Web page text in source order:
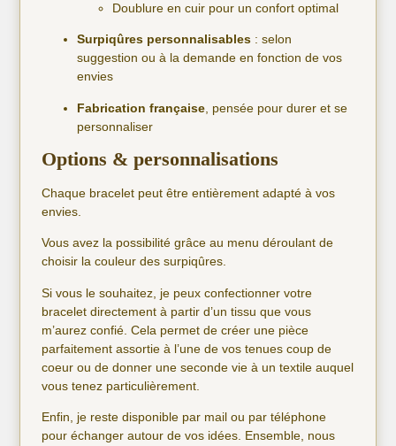
Doublure en cuir pour un confort optimal
Surpiqûres personnalisables : selon
suggestion ou à la demande en fonction de vos
envies
Fabrication française , pensée pour durer et se
personnaliser
Options & personnalisations
Chaque bracelet peut être entièrement adapté à vos
envies.
Vous avez la possibilité grâce au menu déroulant de
choisir la couleur des surpiqûres.
Si vous le souhaitez, je peux confectionner votre
bracelet directement à partir d’un tissu que vous
m’aurez confié. Cela permet de créer une pièce
parfaitement assortie à l’une de vos tenues coup de
coeur ou de donner une seconde vie à un textile auquel
vous tenez particulièrement.
Enfin, je reste disponible par mail ou par téléphone
pour échanger autour de vos idées. Ensemble, nous